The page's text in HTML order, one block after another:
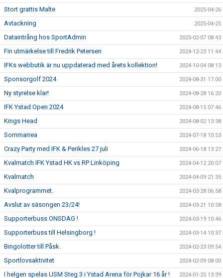
Stort grattis Malte 2025-04-26
Avtackning 2025-04-25
Dataintrång hos SportAdmin 2025-02-07 08:43
Fin utmärkelse till Fredrik Petersen 2024-12-23 11:44
IFKs webbutik är nu uppdaterad med årets kollektion! 2024-10-04 08:13
Sponsorgolf 2024 2024-08-31 17:00
Ny styrelse klar! 2024-08-28 16:20
IFK Ystad Open 2024 2024-08-15 07:46
Kings Head 2024-08-02 13:38
Sommarrea 2024-07-18 10:53
Crazy Party med IFK & Perikles 27 juli 2024-06-18 13:27
Kvalmatch IFK Ystad HK vs RP Linköping 2024-04-12 20:07
Kvalmatch 2024-04-09 21:35
Kvalprogrammet. 2024-03-28 06:58
Avslut av säsongen 23/24! 2024-03-21 10:58
Supporterbuss ONSDAG ! 2024-03-19 10:46
Supporterbuss till Helsingborg ! 2024-03-14 10:37
Bingolotter till Påsk. 2024-02-23 09:54
Sportlovsaktivitet 2024-02-09 08:00
I helgen spelas USM Steg 3 i Ystad Arena för Pojkar 16 år ! 2024-01-25 13:39